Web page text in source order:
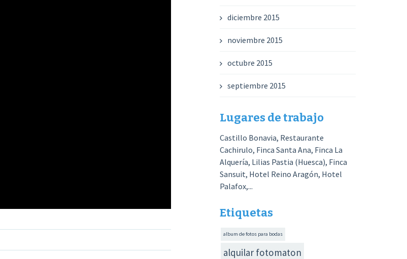
diciembre 2015
noviembre 2015
octubre 2015
septiembre 2015
Lugares de trabajo
Castillo Bonavia, Restaurante
Cachirulo, Finca Santa Ana, Finca La
Alquería, Lilias Pastia (Huesca), Finca
Sansuit, Hotel Reino Aragón, Hotel
Palafox,...
Etiquetas
album de fotos para bodas
alquilar fotomaton